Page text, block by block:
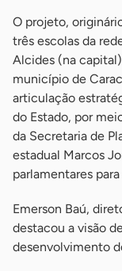
O projeto,
três escolas da
Alcides (na
município de
articulação
do Estado, por
da Secretaria de
estadual Marcos
parlamentares
Emerson Baú,
destacou a visão
desenvolvimento